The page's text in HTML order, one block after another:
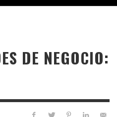
DE NEGOCIO: